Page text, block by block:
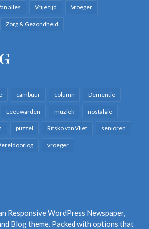
alles Vrije tijd Vroeger
Zorg & Gezondheid
cambuur column Dementie
Leeuwarden muziek nostalgie
puzzel Ritsko van Vliet senioren
vroeger
Responsive WordPress Newspaper,
Blog theme. Packed with options that